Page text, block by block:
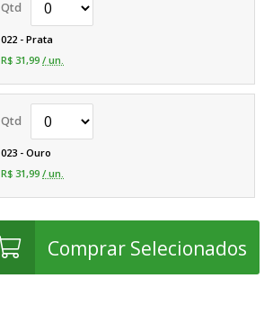
022 - Prata
R$ 31,99 / un.
023 - Ouro
R$ 31,99 / un.
Comprar Selecionados